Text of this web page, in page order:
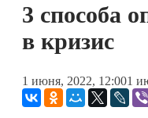
Книги
3 способа
в кризис
1 июня, 2022, 12:001